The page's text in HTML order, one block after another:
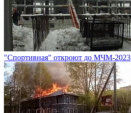
"Спортивная" откроют до МЧМ-2023